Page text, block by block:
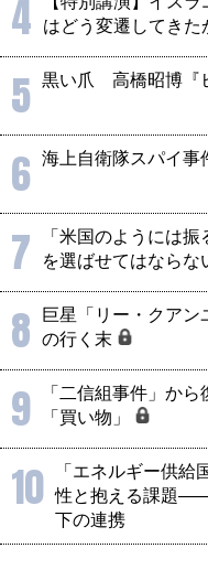
4
はどう変遷してきた
5 黒い爪 高橋昭博『
6 海上自衛隊スパイ事
7
「米国のようには
を選ばせてはならな
8
巨星「リー・クア
の行く末
9
「二信組事件」か
「買い物」
10
「エネルギー供給
性と抱える課題
下の連携